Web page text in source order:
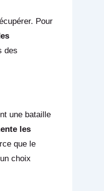
Pour
des
une bataille
les
que le
choix